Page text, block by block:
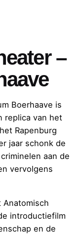
–
Boerhaave is
replica van het
Rapenburg
jaar schonk de
aan de
vervolgens
introductiefilm
en de